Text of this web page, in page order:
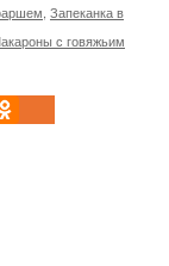
Запеканка в
с говяжьим